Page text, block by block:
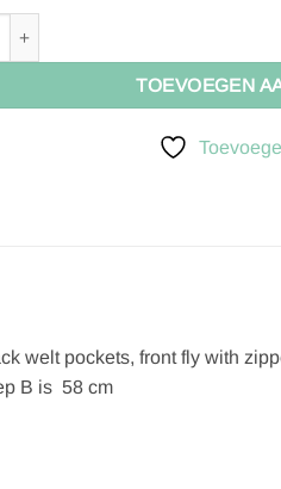
By Me Naaipatroon Broek
TOEVOEGEN
welt pockets, front fly with
B is 58 cm